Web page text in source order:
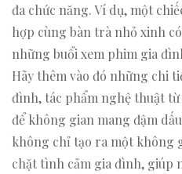
đa chức năng. Ví dụ, một
hợp cùng bàn trà nhỏ xinh
những buổi xem phim gia
Hãy thêm vào đó những chi
đình, tác phẩm nghệ thuật
để không gian mang đậm
không chỉ tạo ra một không
chặt tình cảm gia đình, giúp